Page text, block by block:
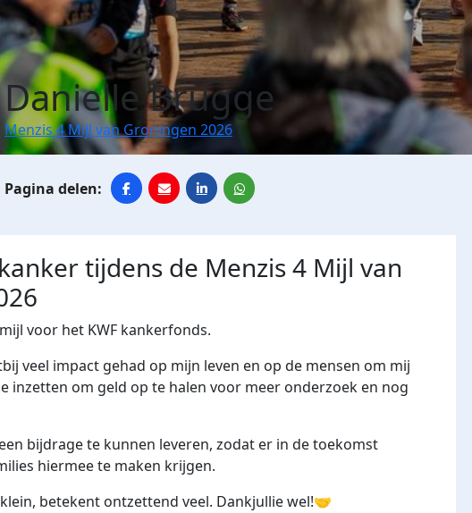
Danielle Brugge
Menzis 4 Mijl van Groningen 2026
tijdens de Menzis 4 Mijl van
voor het KWF kankerfonds.
veel impact gehad op mijn leven en op de mensen om mij
inzetten om geld op te halen voor meer onderzoek en nog
bijdrage te kunnen leveren, zodat er in de toekomst
hiermee te maken krijgen.
betekent ontzettend veel. Dankjullie wel!🤝